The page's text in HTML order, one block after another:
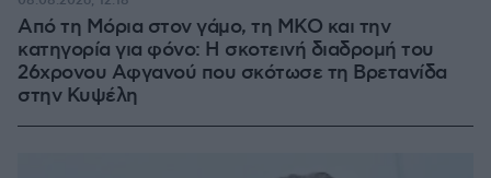
Από τη Μόρια στον γάμο, τη ΜΚΟ και την
κατηγορία για φόνο: Η σκοτεινή διαδρομή του
26χρονου Αφγανού που σκότωσε τη Βρετανίδα
στην Κυψέλη